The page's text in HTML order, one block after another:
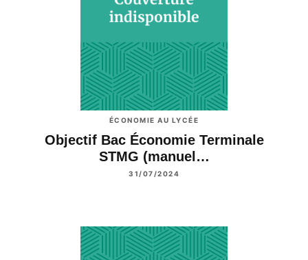
ÉCONOMIE AU LYCÉE
Objectif Bac Économie Terminale
STMG (manuel…
31/07/2024